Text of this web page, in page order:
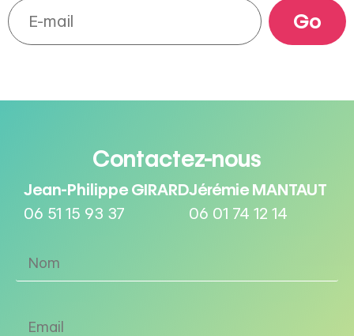
Contactez-nous
Jean-Philippe GIRARD
06 51 15 93 37
Jérémie MANTAUT
06 01 74 12 14